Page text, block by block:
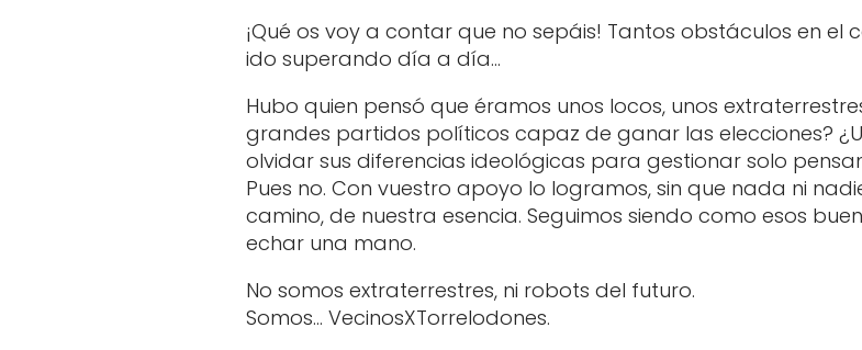
¡Qué os voy a contar que no sepáis! Tantos obstáculos en el
ido superando día a día…
Hubo quien pensó que éramos unos locos, unos
grandes partidos políticos capaz de ganar las elecciones?
olvidar sus diferencias ideológicas para gestionar solo
Pues no. Con vuestro apoyo lo logramos, sin que nada ni
camino, de nuestra esencia. Seguimos siendo como esos
echar una mano.
No somos extraterrestres, ni robots del futuro.
Somos… VecinosXTorrelodones.